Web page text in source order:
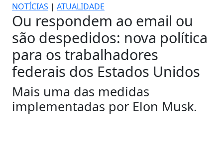
NOTÍCIAS | ATUALIDADE
Ou respondem ao email ou
são despedidos: nova política
para os trabalhadores
federais dos Estados Unidos
Mais uma das medidas
implementadas por Elon Musk.